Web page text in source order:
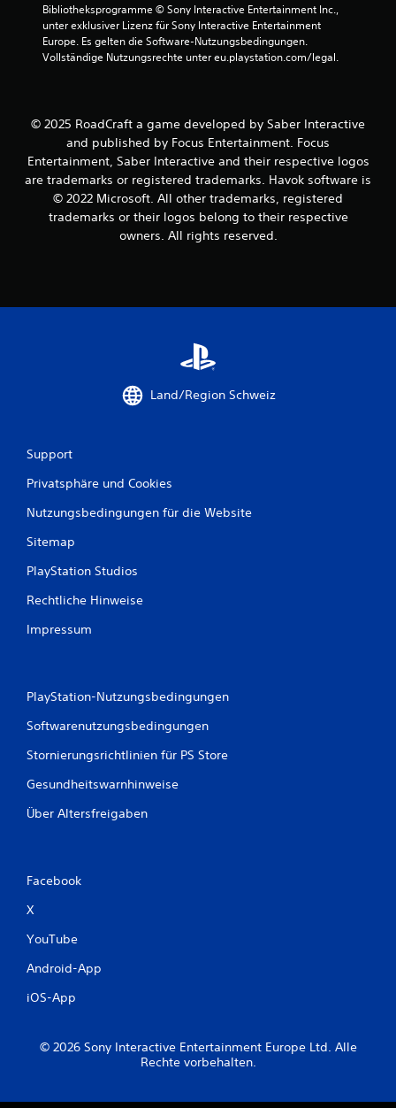
n
a
s
2
2
w
Bibliotheksprogramme © Sony Interactive Entertainment Inc.,
unter exklusiver Lizenz für Sony Interactive Entertainment
Europe. Es gelten die Software-Nutzungsbedingungen.
Vollständige Nutzungsrechte unter eu.playstation.com/legal.
© 2025 RoadCraft a game developed by Saber Interactive
and published by Focus Entertainment. Focus
Entertainment, Saber Interactive and their respective logos
are trademarks or registered trademarks. Havok software is
© 2022 Microsoft. All other trademarks, registered
trademarks or their logos belong to their respective
owners. All rights reserved.
Land/Region Schweiz
Support
Privatsphäre und Cookies
Nutzungsbedingungen für die Website
Sitemap
PlayStation Studios
Rechtliche Hinweise
Impressum
PlayStation-Nutzungsbedingungen
Softwarenutzungsbedingungen
Stornierungsrichtlinien für PS Store
Gesundheitswarnhinweise
Über Altersfreigaben
Facebook
X
YouTube
Android-App
iOS-App
© 2026 Sony Interactive Entertainment Europe Ltd. Alle
Rechte vorbehalten.